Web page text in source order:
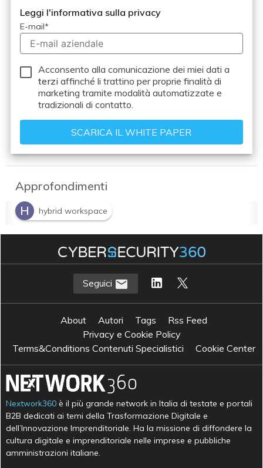
Leggi l'informativa sulla privacy
E-mail*
Acconsento alla comunicazione dei miei dati a
terzi affinché li trattino per proprie finalità di
marketing tramite modalità automatizzate e
tradizionali di contatto.
Approfondimenti
H
hybrid workspace
Seguici
About Autori Tags
Rss Feed
Privacy e Cookie Policy
Terms&Conditions Contenuti Specialistici
Cookie Center
Nextwork360 è il più grande network in Italia di testate e portali
B2B dedicati ai temi della Trasformazione Digitale e
dell’Innovazione Imprenditoriale. Ha la missione di diffondere la
cultura digitale e imprenditoriale nelle imprese e pubbliche
amministrazioni italiane.